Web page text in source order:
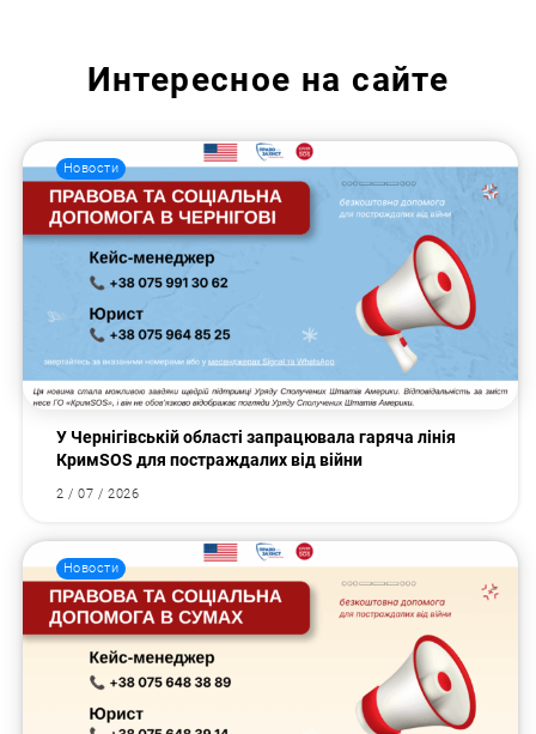
Интересное на сайте
Новости
У Чернігівській області запрацювала гаряча лінія
КримSOS для постраждалих від війни
2 / 07 / 2026
Новости